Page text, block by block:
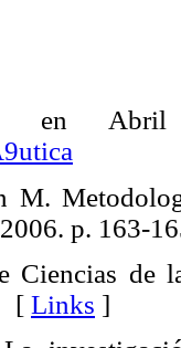
en
M.
2006. p.
Ciencias de
[ Links ]